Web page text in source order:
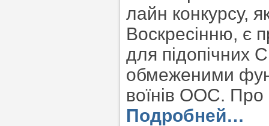
лайн конкурсу,
Воскресінню, є
для підопічних
обмеженими
воїнів ООС. Про
Подробней…